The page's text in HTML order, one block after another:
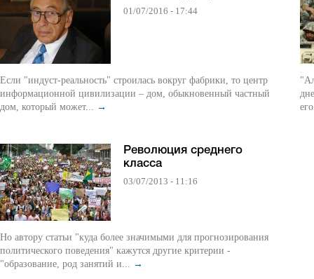
01/07/2016 - 17:44
Если "индуст-реальность" строилась вокруг фабрики, то центр
информационной цивилизации – дом, обыкновенный частный
дом, который может... →
Революция среднего
класса
03/07/2013 - 11:16
Но автору статьи "куда более значимыми для прогнозирования
политического поведения" кажутся другие критерии -
"образование, род занятий и... →